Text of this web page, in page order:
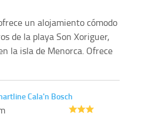
un alojamiento cómodo
de la playa Son Xoriguer,
la isla de Menorca. Ofrece
Cala'n Bosch